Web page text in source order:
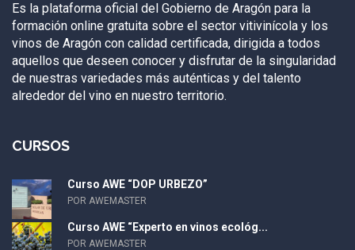
Es la plataforma oficial del Gobierno de Aragón para la
formación online gratuita sobre el sector vitivinícola y los
vinos de Aragón con calidad certificada, dirigida a todos
aquellos que deseen conocer y disfrutar de la singularidad
de nuestras variedades más auténticas y del talento
alrededor del vino en nuestro territorio.
CURSOS
Curso AWE “DOP URBEZO”
POR AWEMASTER
Curso AWE “Experto en vinos ecológ...
POR AWEMASTER